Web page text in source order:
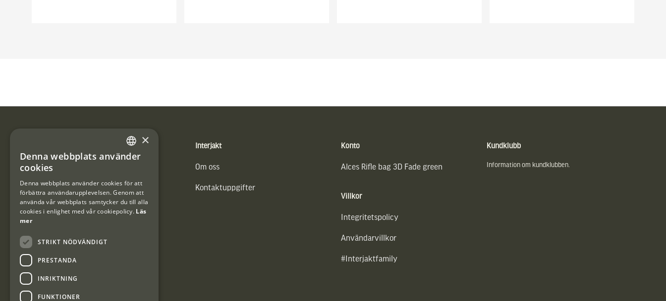
Vännäs Friluftbyxa
Interjakt
Om oss
Kontaktuppgifter
Konto
Alces Rifle bag 3D Fade green
Villkor
Integritetspolicy
Användarvillkor
#Interjaktfamily
Kundklubb
Information om kundklubben.
SWEDISH
×
Denna webbplats använder
cookies
Denna webbplats använder cookies för att
förbättra användarupplevelsen. Genom att
använda vår webbplats samtycker du till alla
cookies i enlighet med vår cookiepolicy. Läs
mer
STRIKT NÖDVÄNDIGT
PRESTANDA
INRIKTNING
FUNKTIONER